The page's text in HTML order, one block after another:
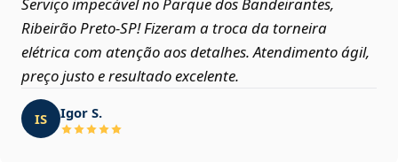
Serviço impecável no Parque dos Bandeirantes,
Ribeirão Preto‑SP! Fizeram a troca da torneira
elétrica com atenção aos detalhes. Atendimento ágil,
preço justo e resultado excelente.
IS Igor S.